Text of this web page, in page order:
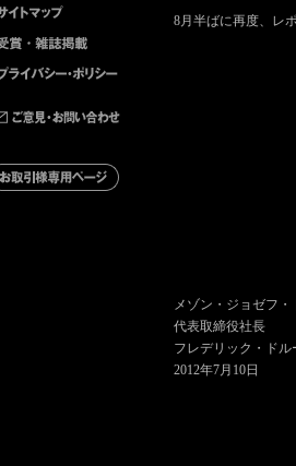
8月半ばに再度、レ
メゾン・ジョゼフ・
代表取締役社長
フレデリック・ドル
2012年7月10日